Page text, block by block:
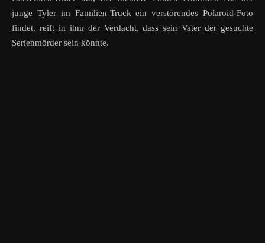
junge Tyler im Familien-Truck ein verstörendes Polaroid-Foto
findet, reift in ihm der Verdacht, dass sein Vater der gesuchte
Serienmörder sein könnte.